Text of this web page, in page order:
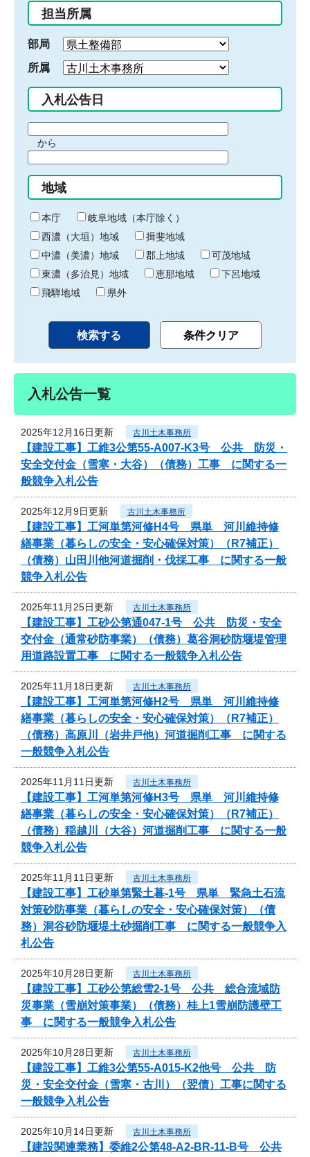
入
力
担当所属
部局
所属
入札公告日
間
始
り
から
間
終
わ
り
地域
本庁
岐阜地域（本庁除く）
西濃（大垣）地域
揖斐地域
中濃（美濃）地域
郡上地域
可茂地域
東濃（多治見）地域
恵那地域
下呂地域
飛騨地域
県外
入札公告一覧
2025年12月16日更新 古川土木事務所
【建設工事】工維3公第55-A007-K3号 公共 防災・
安全交付金（雪寒・大谷）（債務）工事 に関する一
般競争入札公告
2025年12月9日更新 古川土木事務所
【建設工事】工河単第河修H4号 県単 河川維持修
繕事業（暮らしの安全・安心確保対策）（R7補正）
（債務）山田川他河道掘削・伐採工事 に関する一般
競争入札公告
2025年11月25日更新 古川土木事務所
【建設工事】工砂公第通047-1号 公共 防災・安全
交付金（通常砂防事業）（債務）葛谷洞砂防堰堤管理
用道路設置工事 に関する一般競争入札公告
2025年11月18日更新 古川土木事務所
【建設工事】工河単第河修H2号 県単 河川維持修
繕事業（暮らしの安全・安心確保対策）（R7補正）
（債務）高原川（岩井戸他）河道掘削工事 に関する
一般競争入札公告
2025年11月11日更新 古川土木事務所
【建設工事】工河単第河修H3号 県単 河川維持修
繕事業（暮らしの安全・安心確保対策）（R7補正）
（債務）稲越川（大谷）河道掘削工事 に関する一般
競争入札公告
2025年11月11日更新 古川土木事務所
【建設工事】工砂単第緊土暮-1号 県単 緊急土石流
対策砂防事業（暮らしの安全・安心確保対策）（債
務）洞谷砂防堰堤土砂掘削工事 に関する一般競争入
札公告
2025年10月28日更新 古川土木事務所
【建設工事】工砂公第総雪2-1号 公共 総合流域防
災事業（雪崩対策事業）（債務）桂上1雪崩防護壁工
事 に関する一般競争入札公告
2025年10月28日更新 古川土木事務所
【建設工事】工維3公第55-A015-K2他号 公共 防
災・安全交付金（雪寒・古川）（翌債）工事に関する
一般競争入札公告
2025年10月14日更新 古川土木事務所
【建設関連業務】委維2公第48-A2-BR-11-B号 公共